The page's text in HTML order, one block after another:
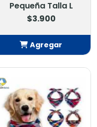
Pequeña Talla L
$3.900
Agregar
Añadido